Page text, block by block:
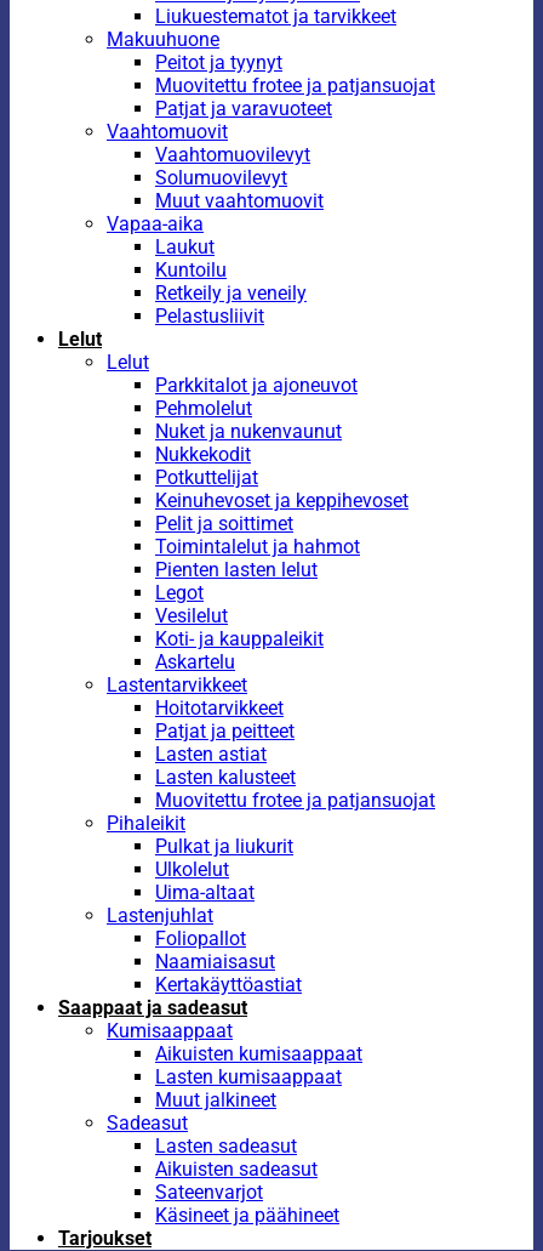
Liukuestematot ja tarvikkeet
Makuuhuone
Peitot ja tyynyt
Muovitettu frotee ja patjansuojat
Patjat ja varavuoteet
Vaahtomuovit
Vaahtomuovilevyt
Solumuovilevyt
Muut vaahtomuovit
Vapaa-aika
Laukut
Kuntoilu
Retkeily ja veneily
Pelastusliivit
Lelut
Lelut
Parkkitalot ja ajoneuvot
Pehmolelut
Nuket ja nukenvaunut
Nukkekodit
Potkuttelijat
Keinuhevoset ja keppihevoset
Pelit ja soittimet
Toimintalelut ja hahmot
Pienten lasten lelut
Legot
Vesilelut
Koti- ja kauppaleikit
Askartelu
Lastentarvikkeet
Hoitotarvikkeet
Patjat ja peitteet
Lasten astiat
Lasten kalusteet
Muovitettu frotee ja patjansuojat
Pihaleikit
Pulkat ja liukurit
Ulkolelut
Uima-altaat
Lastenjuhlat
Foliopallot
Naamiaisasut
Kertakäyttöastiat
Saappaat ja sadeasut
Kumisaappaat
Aikuisten kumisaappaat
Lasten kumisaappaat
Muut jalkineet
Sadeasut
Lasten sadeasut
Aikuisten sadeasut
Sateenvarjot
Käsineet ja päähineet
Tarjoukset